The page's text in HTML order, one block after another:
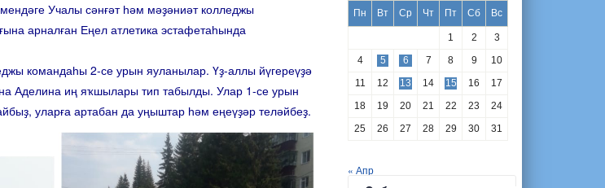
Учалы сәнғәт һәм мәҙәниәт колледжы
арналған Еңел атлетика эстафетаһында
командаһы 2-се урын яуланылар. Үҙ-аллы йүгереүҙә
Аделина иң яҡшылары тип табылды. Улар 1-се урын
уларға артабан да уңыштар һәм еңеүҙәр теләйбеҙ.
Пн
Вт Ср Чт Пт Сб Вс
1 2
3
4
5 6 7 8 9
10
11
12 13 14 15 16
17
18
19 20 21 22 23
24
25
26 27 28 29 30 31
« Апр